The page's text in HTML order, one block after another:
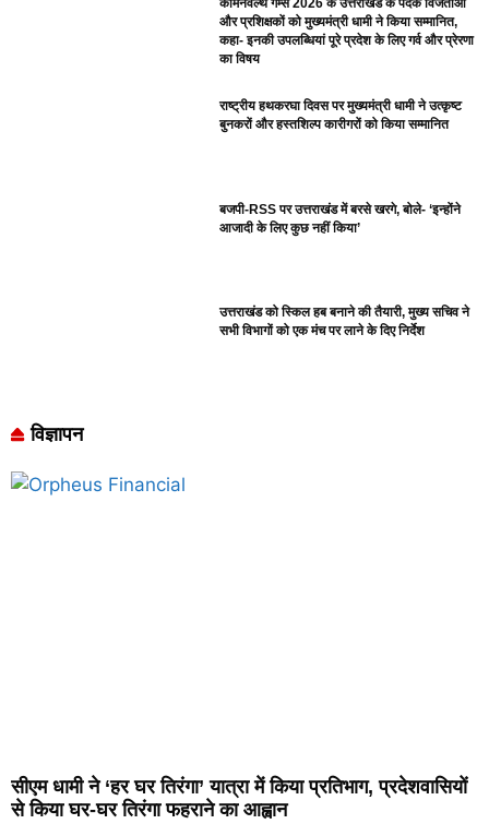
और प्रशिक्षकों को मुख्यमंत्री धामी ने किया सम्मानित,
कहा- इनकी उपलब्धियां पूरे प्रदेश के लिए गर्व और प्रेरणा
का विषय
राष्ट्रीय हथकरघा दिवस पर मुख्यमंत्री धामी ने उत्कृष्ट
बुनकरों और हस्तशिल्प कारीगरों को किया सम्मानित
बजपी-RSS पर उत्तराखंड में बरसे खरगे, बोले- ‘इन्होंने
आजादी के लिए कुछ नहीं किया’
उत्तराखंड को स्किल हब बनाने की तैयारी, मुख्य सचिव ने
सभी विभागों को एक मंच पर लाने के दिए निर्देश
विज्ञापन
सीएम धामी ने ‘हर घर तिरंगा’ यात्रा में किया प्रतिभाग, प्रदेशवासियों
से किया घर-घर तिरंगा फहराने का आह्वान